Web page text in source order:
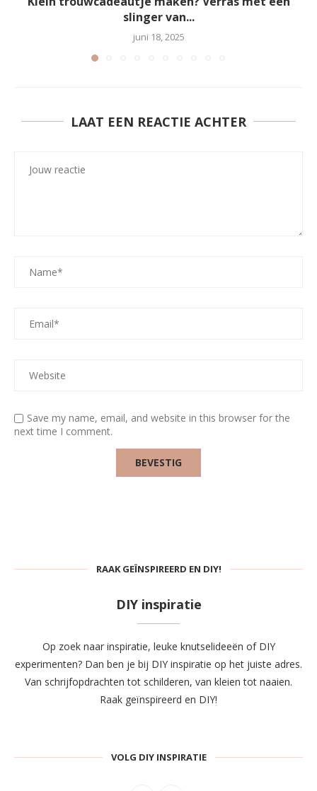
slinger van...
juni 18, 2025
LAAT EEN REACTIE ACHTER
Save my name, email, and website in this browser for the
next time I comment.
RAAK GEÏNSPIREERD EN DIY!
DIY inspiratie
Op zoek naar inspiratie, leuke knutselideeën of DIY
experimenten? Dan ben je bij DIY inspiratie op het juiste adres.
Van schrijfopdrachten tot schilderen, van kleien tot naaien.
Raak geïnspireerd en DIY!
VOLG DIY INSPIRATIE